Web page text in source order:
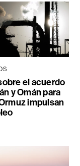
el acuerdo
y Omán para
impulsan